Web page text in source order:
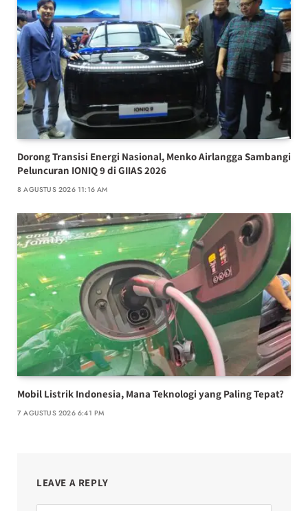
Dorong Transisi Energi Nasional, Menko Airlangga Sambangi
Peluncuran IONIQ 9 di GIIAS 2026
8 AGUSTUS 2026 11:16 AM
Mobil Listrik Indonesia, Mana Teknologi yang Paling Tepat?
7 AGUSTUS 2026 6:41 PM
LEAVE A REPLY